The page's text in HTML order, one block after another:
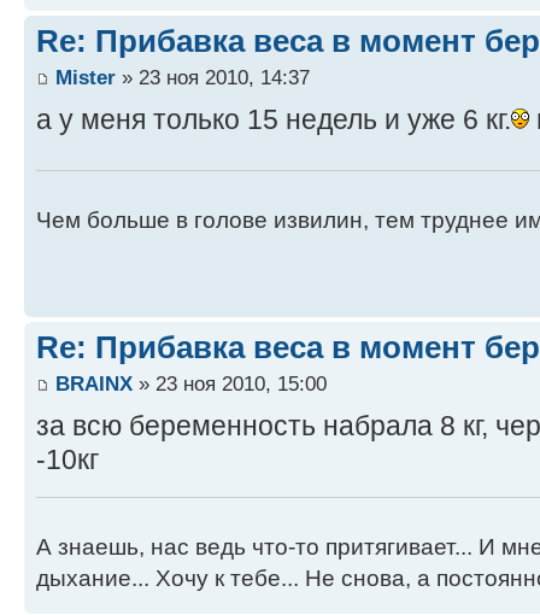
Re: Прибавка веса в момент
Mister » 23 ноя 2010, 14:37
а у меня только 15 недель и уже 6 кг.
Чем больше в голове извилин, тем труднее
Re: Прибавка веса в момент
BRAINX » 23 ноя 2010, 15:00
за всю беременность набрала 8 кг,
-10кг
А знаешь, нас ведь что-то притягивает... И
дыхание... Хочу к тебе... Не снова, а